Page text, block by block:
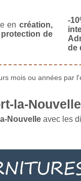
en création,
de
-
de
mois ou années par
la-Nouvelle
Nouvelle avec les